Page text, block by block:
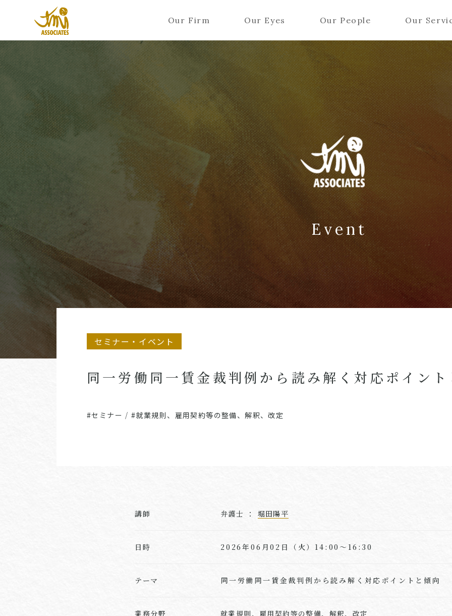
Our Firm Our Eyes Our People Our
Event
セミナー・イベント
同一労働同一賃金裁判例から読み解く対応ポイン
#セミナー /#就業規則、雇用契約等の整備、解釈、改定
講師 弁護士 ： 堀田陽平
日時 2026年06月02日（火）14:00～16:30
テーマ 同一労働同一賃金裁判例から読み解く対応ポイントと傾向
業務分野 就業規則、雇用契約等の整備、解釈、改定